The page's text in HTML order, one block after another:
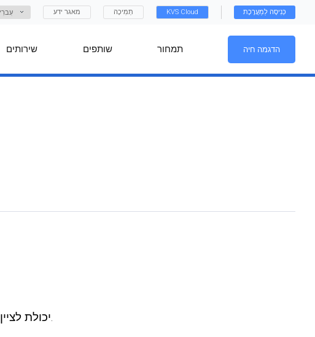
מאגר ידע תְמִיכָה KVS Cloud כְּנִיסָה לַמַעֲרֶכֶת
שירותים שותפים תמחור הדגמה חיה
יכולת לציין ביטויי תווים כלליים מורכבים וביטויים רגולריים במסנני מינוח (בעבר ניתן היה לציין רק מילים בודדות).